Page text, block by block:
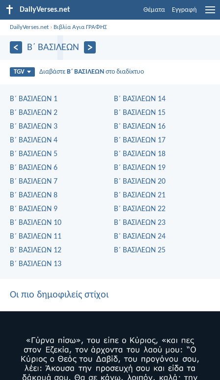
DailyVerses.net Θέματα Εγγραφή
DailyVerses.net › Βιβλία Αγια ΓΡΑΦΗΣ
Β΄ ΒΑΣΙΛΕΩΝ
TGV Διαβάστε Β΄ ΒΑΣΙΛΕΩΝ στο διαδίκτυο
Β΄ ΒΑΣΙΛΕΩΝ 1
Β΄ ΒΑΣΙΛΕΩΝ 2
Β΄ ΒΑΣΙΛΕΩΝ 3
Β΄ ΒΑΣΙΛΕΩΝ 4
Β΄ ΒΑΣΙΛΕΩΝ 5
Β΄ ΒΑΣΙΛΕΩΝ 6
Β΄ ΒΑΣΙΛΕΩΝ 7
Β΄ ΒΑΣΙΛΕΩΝ 8
Β΄ ΒΑΣΙΛΕΩΝ 9
Β΄ ΒΑΣΙΛΕΩΝ 10
Β΄ ΒΑΣΙΛΕΩΝ 11
Β΄ ΒΑΣΙΛΕΩΝ 12
Β΄ ΒΑΣΙΛΕΩΝ 13
Β΄ ΒΑΣΙΛΕΩΝ 14
Β΄ ΒΑΣΙΛΕΩΝ 15
Β΄ ΒΑΣΙΛΕΩΝ 16
Β΄ ΒΑΣΙΛΕΩΝ 17
Β΄ ΒΑΣΙΛΕΩΝ 18
Β΄ ΒΑΣΙΛΕΩΝ 19
Β΄ ΒΑΣΙΛΕΩΝ 20
Β΄ ΒΑΣΙΛΕΩΝ 21
Β΄ ΒΑΣΙΛΕΩΝ 22
Β΄ ΒΑΣΙΛΕΩΝ 23
Β΄ ΒΑΣΙΛΕΩΝ 24
Β΄ ΒΑΣΙΛΕΩΝ 25
Οι πιο δημοφιλείς στίχοι